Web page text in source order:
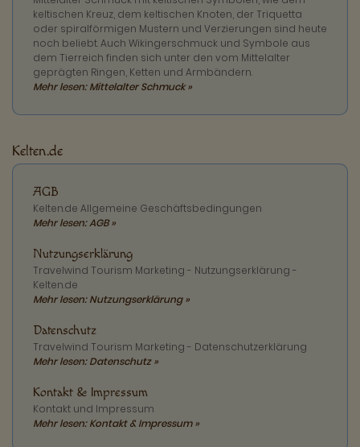
keltischen Kreuz, dem keltischen Knoten, der Triquetta
oder spiralförmigen Mustern und Verzierungen sind heute
noch beliebt. Auch Wikingerschmuck und Symbole aus
dem Tierreich finden sich unter den vom Mittelalter
geprägten Ringen, Ketten und Armbändern.
Mehr lesen: Mittelalter Schmuck »
Kelten.de
AGB
Kelten.de Allgemeine Geschäftsbedingungen
Mehr lesen: AGB »
Nutzungserklärung
Travelwind Tourism Marketing - Nutzungserklärung -
Kelten.de
Mehr lesen: Nutzungserklärung »
Datenschutz
Travelwind Tourism Marketing - Datenschutzerklärung
Mehr lesen: Datenschutz »
Kontakt & Impressum
Kontakt und Impressum
Mehr lesen: Kontakt & Impressum »